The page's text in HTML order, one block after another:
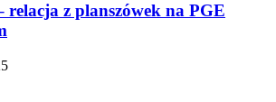
relacja z planszówek na PGE